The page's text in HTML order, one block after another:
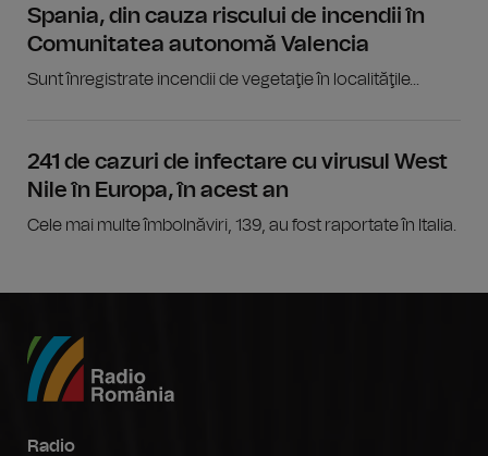
Spania, din cauza riscului de incendii în
Comunitatea autonomă Valencia
Sunt înregistrate incendii de vegetaţie în localităţile...
241 de cazuri de infectare cu virusul West
Nile în Europa, în acest an
Cele mai multe îmbolnăviri, 139, au fost raportate în Italia.
Radio